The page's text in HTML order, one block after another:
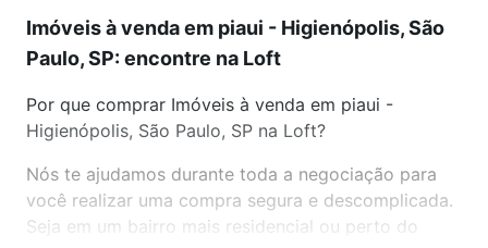
Imóveis à venda em piaui - Higienópolis, São
Paulo, SP: encontre na Loft
Por que comprar Imóveis à venda em piaui -
Higienópolis, São Paulo, SP na Loft?
Nós te ajudamos durante toda a negociação para
você realizar uma compra segura e descomplicada.
Seja em um bairro mais residencial ou perto do